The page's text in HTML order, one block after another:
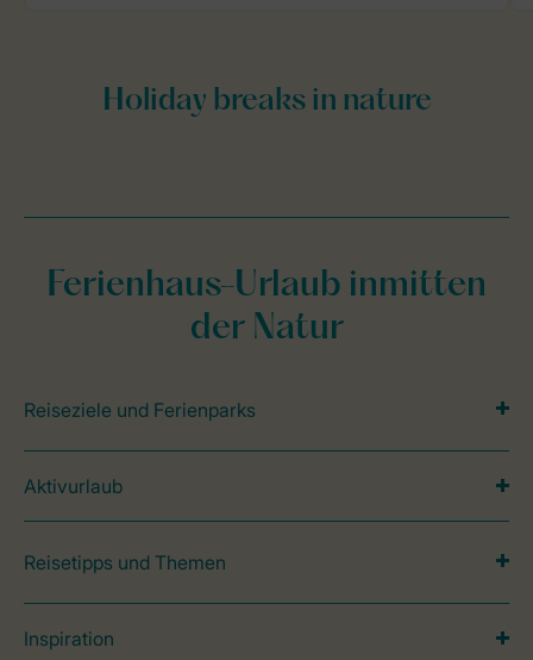
Ferienhaus-Urlaub inmitten
der Natur
Reiseziele und Ferienparks
Aktivurlaub
Reisetipps und Themen
Inspiration